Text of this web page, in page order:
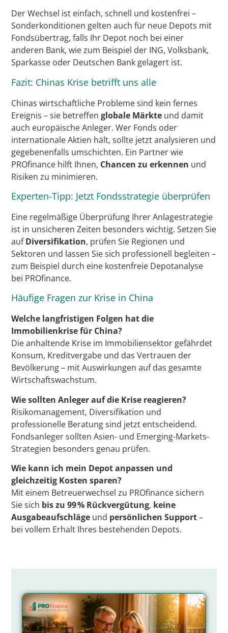
Der Wechsel ist einfach, schnell und kostenfrei –
Sonderkonditionen gelten auch für neue Depots mit
Fondsübertrag, falls Ihr Depot noch bei einer
anderen Bank, wie zum Beispiel der ING, Volksbank,
Sparkasse oder Deutschen Bank gelagert ist.
Fazit: Chinas Krise betrifft uns alle
Chinas wirtschaftliche Probleme sind kein fernes
Ereignis – sie betreffenglobale Märkte und damit
auch europäische Anleger. Wer Fonds oder
internationale Aktien hält, sollte jetzt analysieren und
gegebenenfalls umschichten. Ein Partner wie
PROfinance hilft Ihnen, Chancen zu erkennen und
Risiken zu minimieren.
Experten-Tipp: Jetzt Fondsstrategie überprüfen
Eine regelmäßige Überprüfung Ihrer Anlagestrategie
ist in unsicheren Zeiten besonders wichtig. Setzen Sie
aufDiversifikation, prüfen Sie Regionen und
Sektoren und lassen Sie sich professionell begleiten –
zum Beispiel durch eine kostenfreie Depotanalyse
bei PROfinance.
Häufige Fragen zur Krise in China
Welche langfristigen Folgen hat die
Immobilienkrise für China?
Die anhaltende Krise im Immobiliensektor gefährdet
Konsum, Kreditvergabe und das Vertrauen der
Bevölkerung – mit Auswirkungen auf das gesamte
Wirtschaftswachstum.
Wie sollten Anleger auf die Krise reagieren?
Risikomanagement, Diversifikation und
professionelle Beratung sind jetzt entscheidend.
Fondsanleger sollten Asien- und Emerging-Markets-
Strategien besonders genau prüfen.
Wie kann ich mein Depot anpassen und
gleichzeitig Kosten sparen?
Mit einem Betreuerwechsel zu PROfinance sichern
Sie sich bis zu 99 % Rückvergütung, keine
Ausgabeaufschläge und persönlichen Support–
bei vollem Erhalt Ihres bestehenden Depots.